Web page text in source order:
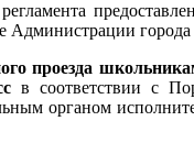
Администрации
проезда
в соответствии с
органом